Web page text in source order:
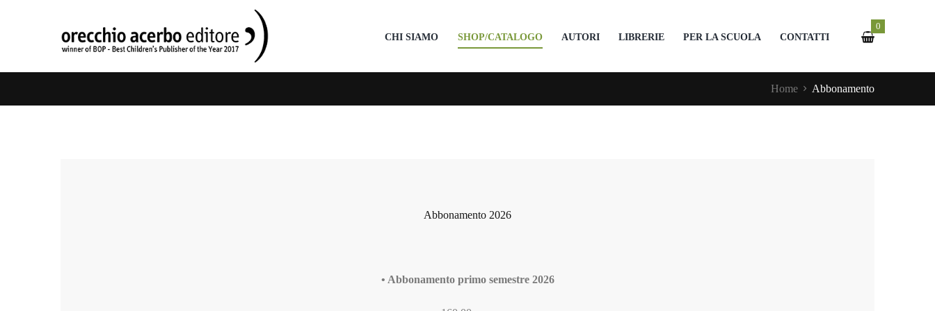
CHI SIAMO SHOP/CATALOGO AUTORI LIBRERIE PER LA SCUOLA CONTATTI
0
Home Abbonamento
Abbonamento 2026
• Abbonamento primo semestre 2026